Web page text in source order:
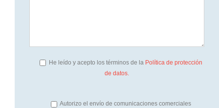
He leído y acepto los términos de la Política de protección
de datos.
Autorizo el envío de comunicaciones comerciales